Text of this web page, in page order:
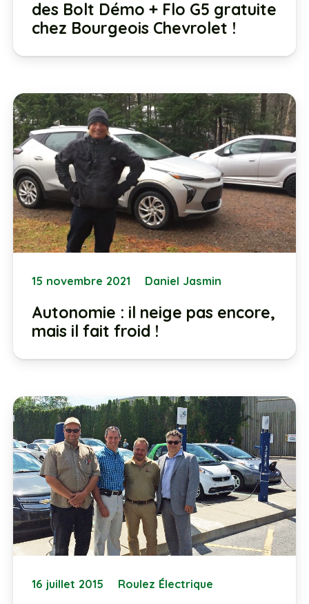
des Bolt Démo + Flo G5 gratuite
chez Bourgeois Chevrolet !
15 novembre 2021 Daniel Jasmin
Autonomie : il neige pas encore,
mais il fait froid !
16 juillet 2015 Roulez Électrique